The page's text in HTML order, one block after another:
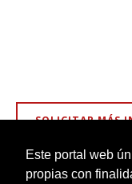
Este portal web
propias con
SOLICITAR MÁS